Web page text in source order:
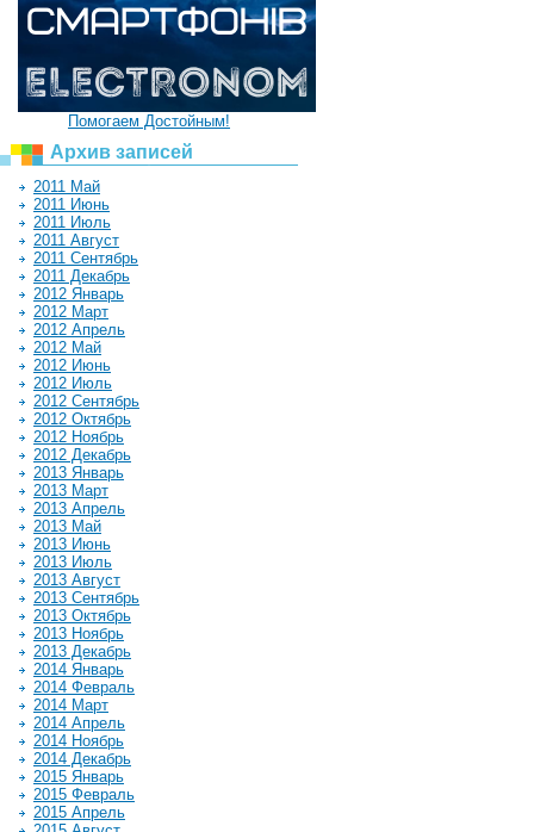
Помогаем Достойным!
Архив записей
2011 Май
2011 Июнь
2011 Июль
2011 Август
2011 Сентябрь
2011 Декабрь
2012 Январь
2012 Март
2012 Апрель
2012 Май
2012 Июнь
2012 Июль
2012 Сентябрь
2012 Октябрь
2012 Ноябрь
2012 Декабрь
2013 Январь
2013 Март
2013 Апрель
2013 Май
2013 Июнь
2013 Июль
2013 Август
2013 Сентябрь
2013 Октябрь
2013 Ноябрь
2013 Декабрь
2014 Январь
2014 Февраль
2014 Март
2014 Апрель
2014 Ноябрь
2014 Декабрь
2015 Январь
2015 Февраль
2015 Апрель